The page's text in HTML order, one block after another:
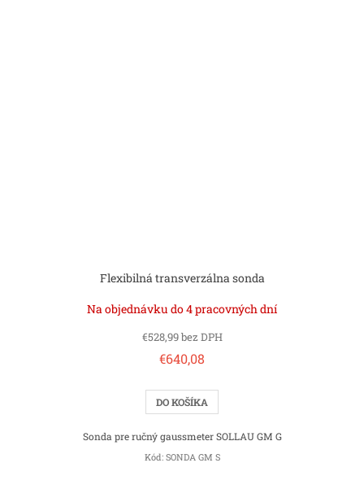
Flexibilná transverzálna sonda
Na objednávku do 4 pracovných dní
€528,99 bez DPH
€640,08
DO KOŠÍKA
Sonda pre ručný gaussmeter SOLLAU GM G
Kód: SONDA GM S